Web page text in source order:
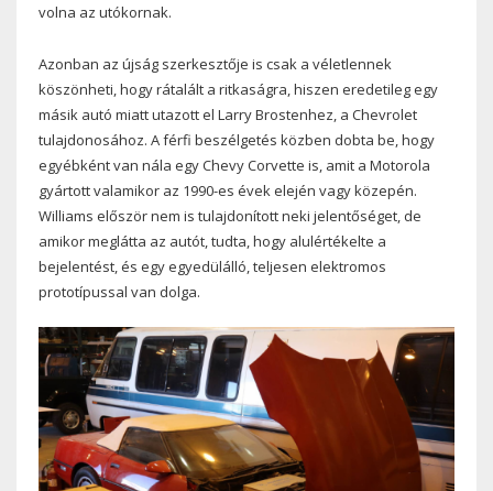
volna az utókornak.
Azonban az újság szerkesztője is csak a véletlennek
köszönheti, hogy rátalált a ritkaságra, hiszen eredetileg egy
másik autó miatt utazott el Larry Brostenhez, a Chevrolet
tulajdonosához. A férfi beszélgetés közben dobta be, hogy
egyébként van nála egy Chevy Corvette is, amit a Motorola
gyártott valamikor az 1990-es évek elején vagy közepén.
Williams először nem is tulajdonított neki jelentőséget, de
amikor meglátta az autót, tudta, hogy alulértékelte a
bejelentést, és egy egyedülálló, teljesen elektromos
prototípussal van dolga.